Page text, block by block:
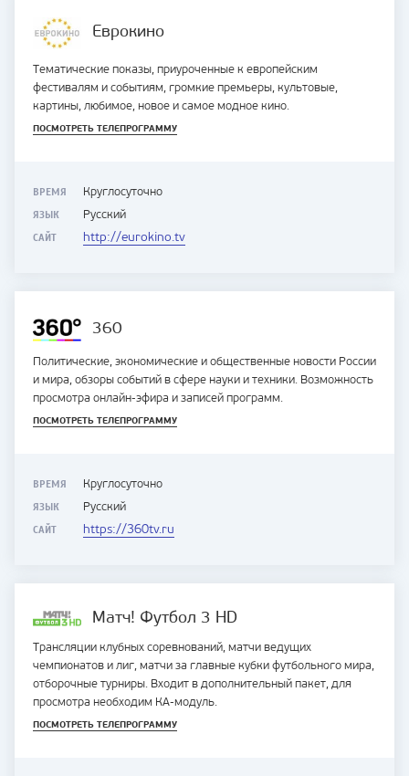
Еврокино
Тематические показы, приуроченные к европейским
фестивалям и событиям, громкие премьеры, культовые,
картины, любимое, новое и самое модное кино.
ПОСМОТРЕТЬ ТЕЛЕПРОГРАММУ
ВРЕМЯ Круглосуточно
ЯЗЫК Русский
САЙТ http://eurokino.tv
360
Политические, экономические и общественные новости России
и мира, обзоры событий в сфере науки и техники. Возможность
просмотра онлайн-эфира и записей программ.
ПОСМОТРЕТЬ ТЕЛЕПРОГРАММУ
ВРЕМЯ Круглосуточно
ЯЗЫК Русский
САЙТ https://360tv.ru
Матч! Футбол 3 HD
Трансляции клубных соревнований, матчи ведущих
чемпионатов и лиг, матчи за главные кубки футбольного мира,
отборочные турниры. Входит в дополнительный пакет, для
просмотра необходим КА-модуль.
ПОСМОТРЕТЬ ТЕЛЕПРОГРАММУ